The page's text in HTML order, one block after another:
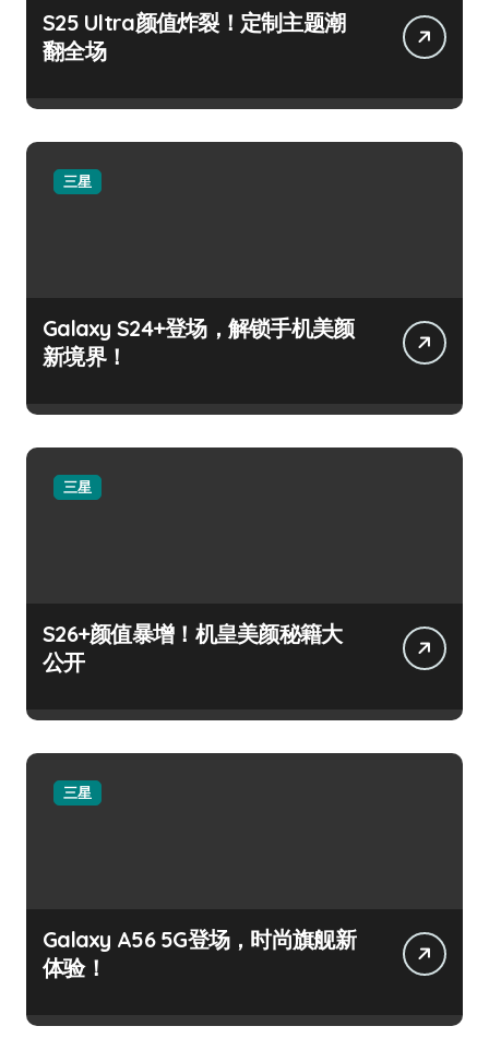
S25 Ultra颜值炸裂！定制主题潮
翻全场
三星
Galaxy S24+登场，解锁手机美颜
新境界！
三星
S26+颜值暴增！机皇美颜秘籍大
公开
三星
Galaxy A56 5G登场，时尚旗舰新
体验！